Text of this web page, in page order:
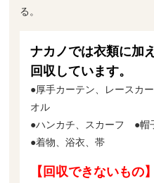
る。
ナカノでは衣類に加
回収しています。
●厚手カーテン、レース
オル
●ハンカチ、スカーフ ●帽
●着物、浴衣、帯
【回収できないもの】